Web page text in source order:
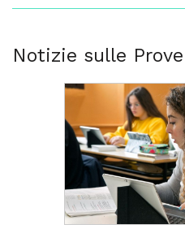
Notizie sulle